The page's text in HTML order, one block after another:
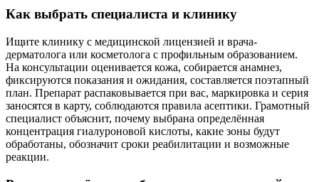
Как выбрать специалиста и клинику
Ищите клинику с медицинской лицензией и врача-
дерматолога или косметолога с профильным образованием.
На консультации оценивается кожа, собирается анамнез,
фиксируются показания и ожидания, составляется поэтапный
план. Препарат распаковывается при вас, маркировка и серия
заносятся в карту, соблюдаются правила асептики. Грамотный
специалист объяснит, почему выбрана определённая
концентрация гиалуроновой кислоты, какие зоны будут
обработаны, обозначит сроки реабилитации и возможные
реакции.